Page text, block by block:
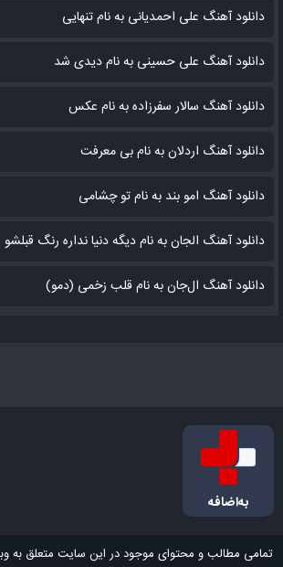
دانلود آهنگ علی احمدیانی به نام تنهایی
دانلود آهنگ علی حسینی به نام دیدی شد
دانلود آهنگ سالار سفرزاده به نام عکس
دانلود آهنگ اردلان به نام بی معرفت
دانلود آهنگ امو بند به نام تو چشامی
دانلود آهنگ الجان به نام دیگه دنیا نداره رنگ قبلشو
دانلود آهنگ ال‌جان به نام قلب زخمی (دمو)
به‌اضافه
تمامی مطالب و محتوای موجود در این سایت متعلق به